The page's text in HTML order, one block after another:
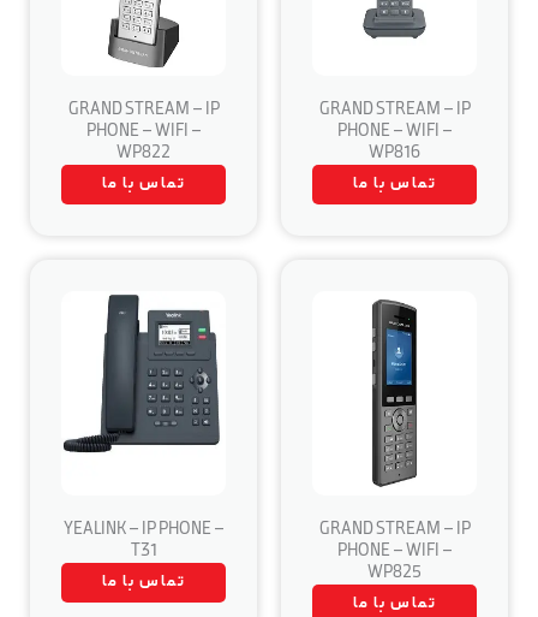
GRAND STREAM – IP
PHONE – WIFI –
WP816
تماس با ما
GRAND STREAM – IP
PHONE – WIFI –
WP822
تماس با ما
GRAND STREAM – IP
PHONE – WIFI –
WP825
تماس با ما
YEALINK – IP PHONE –
T31
تماس با ما